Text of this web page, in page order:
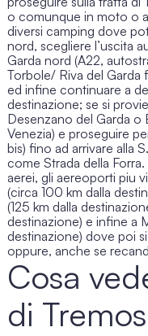
o comunque in moto o
diversi camping dove
nord, scegliere l’uscita
Garda nord (A22,
Torbole/ Riva del Garda
ed infine continuare a
destinazione; se si
Desenzano del Garda o
Venezia) e proseguire
bis) fino ad arrivare alla
come Strada della Forra
aerei, gli aereoporti piu
(circa 100 km dalla
(125 km dalla
destinazione) e infine a
destinazione) dove poi
oppure, anche se
Cosa
di